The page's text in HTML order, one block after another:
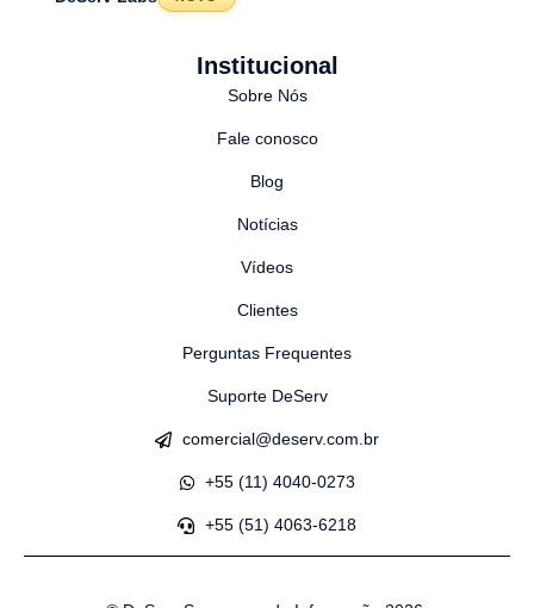
Institucional
Sobre Nós
Fale conosco
Blog
Notícias
Vídeos
Clientes
Perguntas Frequentes
Suporte DeServ
comercial@deserv.com.br
+55 (11) 4040-0273
+55 (51) 4063-6218